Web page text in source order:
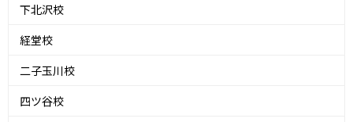
下北沢校
経堂校
二子玉川校
四ツ谷校